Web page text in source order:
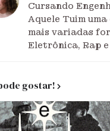
Cursando
Aquele Tuim
mais variadas
Eletrônica, Rap e
gostar!